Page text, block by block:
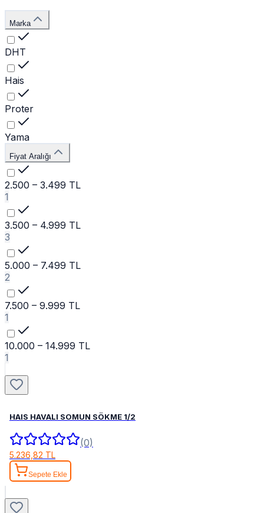
Marka
DHT
Hais
Proter
Yama
Fiyat Aralığı
2.500 – 3.499 TL
1
3.500 – 4.999 TL
3
5.000 – 7.499 TL
2
7.500 – 9.999 TL
1
10.000 – 14.999 TL
1
HAIS HAVALI SOMUN SÖKME 1/2
(0)
5.236,82 TL
Sepete Ekle